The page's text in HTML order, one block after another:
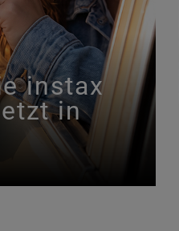
instax
in